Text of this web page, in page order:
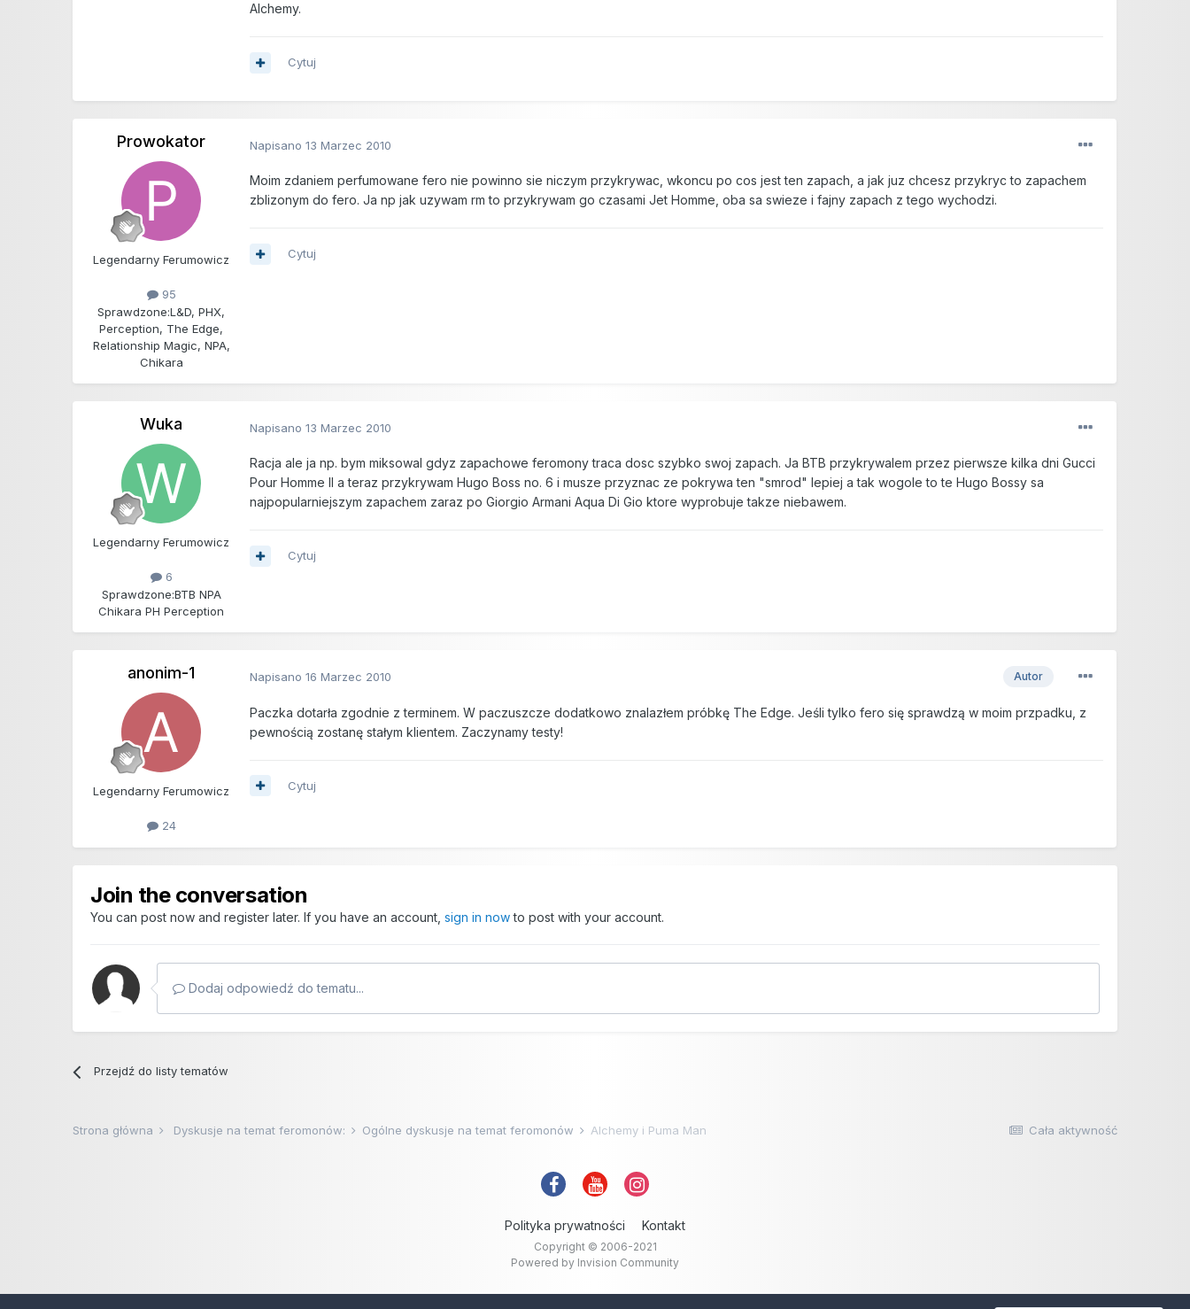
Alchemy.
Cytuj
Prowokator
Legendarny Ferumowicz
95
Sprawdzone:L&D, PHX,
Perception, The Edge,
Relationship Magic, NPA,
Chikara
Napisano13 Marzec 2010
Moim zdaniem perfumowane fero nie powinno sie niczym przykrywac, wkoncu po cos jest ten zapach, a jak juz chcesz przykryc to zapachem
zblizonym do fero. Ja np jak uzywam rm to przykrywam go czasami Jet Homme, oba sa swieze i fajny zapach z tego wychodzi.
Cytuj
Wuka
Legendarny Ferumowicz
6
Sprawdzone:BTB NPA
Chikara PH Perception
Napisano13 Marzec 2010
Racja ale ja np. bym miksowal gdyz zapachowe feromony traca dosc szybko swoj zapach. Ja BTB przykrywalem przez pierwsze kilka dni Gucci
Pour Homme II a teraz przykrywam Hugo Boss no. 6 i musze przyznac ze pokrywa ten "smrod" lepiej a tak wogole to te Hugo Bossy sa
najpopularniejszym zapachem zaraz po Giorgio Armani Aqua Di Gio ktore wyprobuje takze niebawem.
Cytuj
anonim-1
Legendarny Ferumowicz
24
Autor
Napisano16 Marzec 2010
Paczka dotarła zgodnie z terminem. W paczuszcze dodatkowo znalazłem próbkę The Edge. Jeśli tylko fero się sprawdzą w moim przpadku, z
pewnością zostanę stałym klientem. Zaczynamy testy!
Cytuj
Join the conversation
You can post now and register later. If you have an account,sign in nowto post with your account.
Dodaj odpowiedź do tematu...
Przejdź do listy tematów
Cała aktywność
Strona główna Dyskusje na temat feromonów: Ogólne dyskusje na temat feromonów Alchemy i Puma Man
Polityka prywatności Kontakt
Copyright © 2006-2021
Powered by Invision Community